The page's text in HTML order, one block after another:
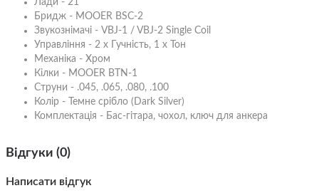
Лади - 21
Бридж - MOOER BSC-2
Звукознімачі - VBJ-1 / VBJ-2 Single Coil
Управління - 2 x Гучність, 1 х Тон
Механіка - Хром
Кілки - MOOER BTN-1
Струни - .045, .065, .080, .100
Колір - Темне срібло (Dark Silver)
Комплектація - Бас-гітара, чохол, ключ для анкера
Відгуки (0)
Написати відгук